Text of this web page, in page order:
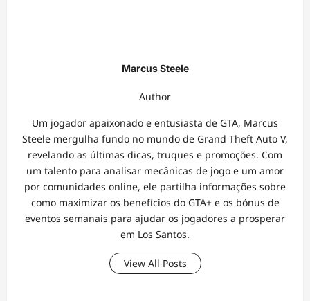
Marcus Steele
Author
Um jogador apaixonado e entusiasta de GTA, Marcus
Steele mergulha fundo no mundo de Grand Theft Auto V,
revelando as últimas dicas, truques e promoções. Com
um talento para analisar mecânicas de jogo e um amor
por comunidades online, ele partilha informações sobre
como maximizar os benefícios do GTA+ e os bónus de
eventos semanais para ajudar os jogadores a prosperar
em Los Santos.
View All Posts